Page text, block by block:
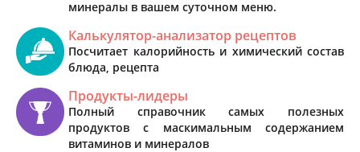
минералы в вашем суточном меню.
Калькулятор-анализатор рецептов
Посчитает калорийность и химический состав
блюда, рецепта
Продукты-лидеры
Полный справочник самых полезных
продуктов с маскимальным содержанием
витаминов и минералов